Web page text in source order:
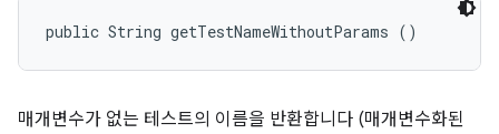
public String getTestNameWithoutParams ()
매개변수가 없는 테스트의 이름을 반환합니다 (매개변수화된